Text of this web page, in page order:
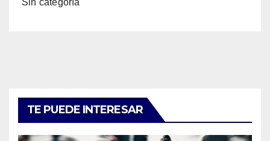
Sin categoría
TE PUEDE INTERESAR